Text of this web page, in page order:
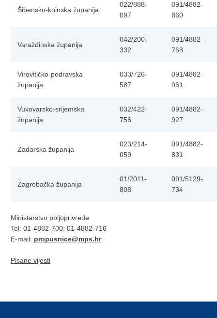
Šibensko-kninska županija
022/888-
097
091/4882-
860
Varaždinska županija
042/200-
332
091/4882-
768
Virovitičko-podravska
županija
033/726-
587
091/4882-
961
Vukovarsko-srijemska
županija
032/422-
756
091/4882-
927
Zadarska županija
023/214-
059
091/4882-
831
Zagrebačka županija
01/2011-
808
091/5129-
734
Ministarstvo poljoprivrede
Tel: 01-4882-700; 01-4882-716
E-mail: propusnice@mps.hr
Pisane vijesti